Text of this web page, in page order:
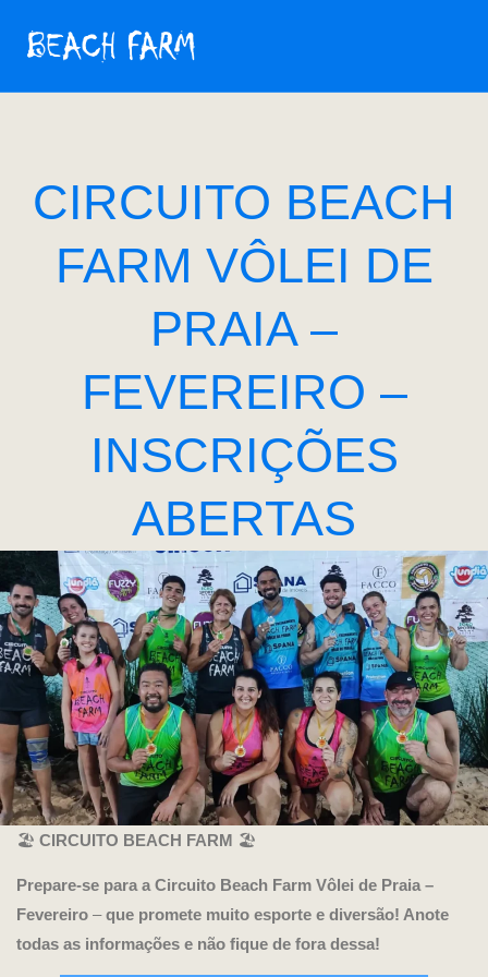
CIRCUITO BEACH
FARM VÔLEI DE
PRAIA –
FEVEREIRO –
INSCRIÇÕES
ABERTAS
🏖️ CIRCUITO BEACH FARM 🏖️
Prepare-se para a Circuito Beach Farm Vôlei de Praia –
Fevereiro –que promete muito esporte e diversão! Anote
todas as informações e não fique de fora dessa!